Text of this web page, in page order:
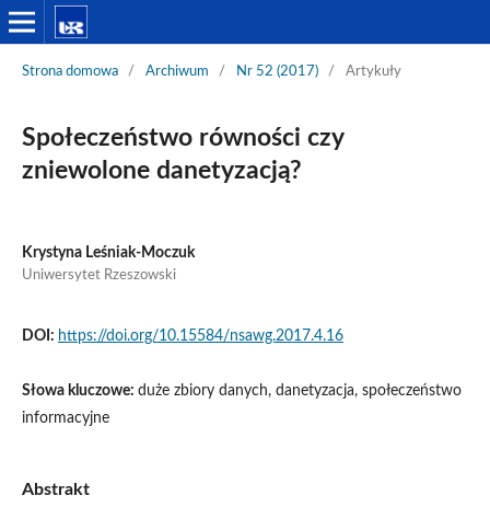
Strona domowa / Archiwum / Nr 52 (2017) / Artykuły
Społeczeństwo równości czy
zniewolone danetyzacją?
Krystyna Leśniak-Moczuk
Uniwersytet Rzeszowski
DOI: https://doi.org/10.15584/nsawg.2017.4.16
Słowa kluczowe: duże zbiory danych, danetyzacja, społeczeństwo
informacyjne
Abstrakt